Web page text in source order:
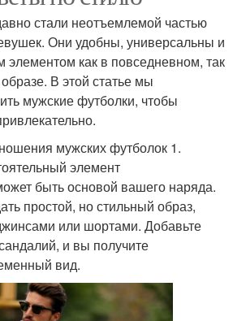
стали неотъемлемой частью
Они удобны, универсальны и
элементом как в повседневном, так
В этой статье мы
мужские футболки, чтобы
мужских футболок 1.
элемент
быть основой вашего наряда.
простой, но стильный образ,
или шортами. Добавьте
и вы получите
вид.